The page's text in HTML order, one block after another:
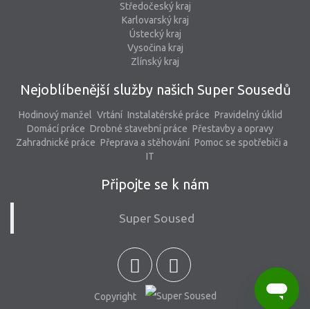
Středočeský kraj
Karlovarský kraj
Ústecký kraj
Vysočina kraj
Zlínský kraj
Nejoblíbenější služby našich Super Sousedů
Hodinový manžel Vrtání Instalatérské práce Pravidelný úklid
Domácí práce Drobné stavební práce Přestavby a opravy
Zahradnické práce Přeprava a stěhování Pomoc se spotřebiči a
IT
Připojte se k nám
Super Soused
Copyright